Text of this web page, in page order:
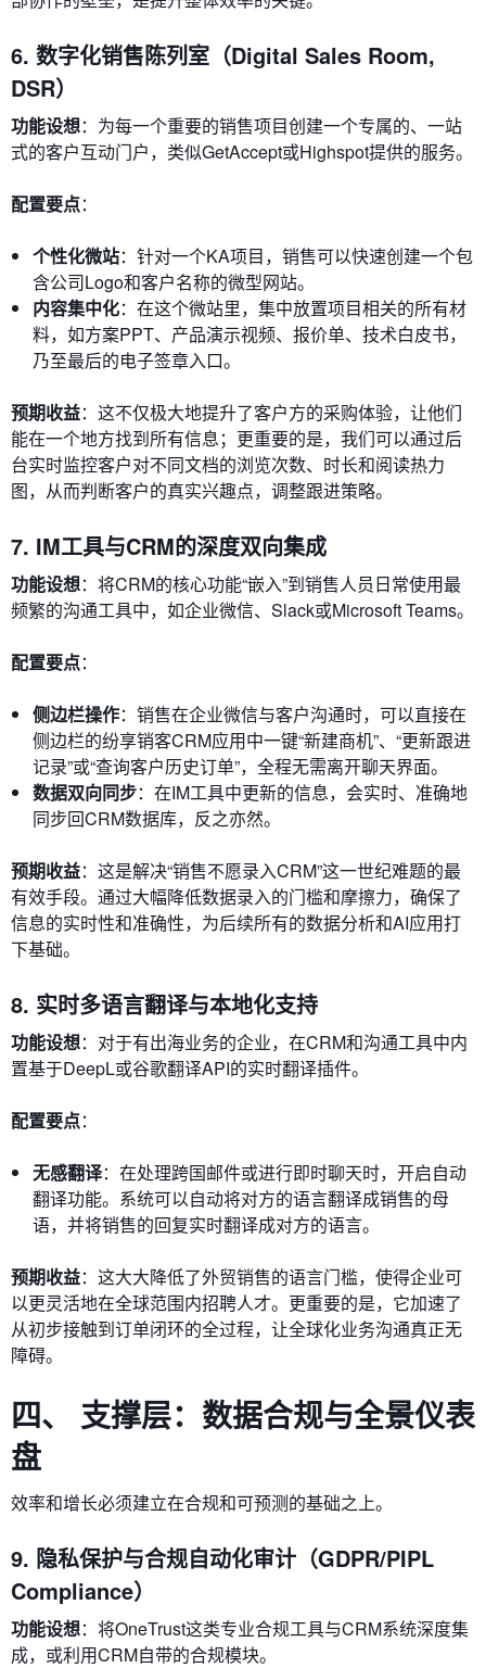
6. 数字化销售陈列室（Digital Sales Room,
DSR）
功能设想：为每一个重要的销售项目创建一个专属的、一站
式的客户互动门户，类似GetAccept或Highspot提供的服务。
配置要点：
个性化微站：针对一个KA项目，销售可以快速创建一个包
含公司Logo和客户名称的微型网站。
内容集中化：在这个微站里，集中放置项目相关的所有材
料，如方案PPT、产品演示视频、报价单、技术白皮书，
乃至最后的电子签章入口。
预期收益：这不仅极大地提升了客户方的采购体验，让他们
能在一个地方找到所有信息；更重要的是，我们可以通过后
台实时监控客户对不同文档的浏览次数、时长和阅读热力
图，从而判断客户的真实兴趣点，调整跟进策略。
7. IM工具与CRM的深度双向集成
功能设想：将CRM的核心功能“嵌入”到销售人员日常使用最
频繁的沟通工具中，如企业微信、Slack或Microsoft Teams。
配置要点：
侧边栏操作：销售在企业微信与客户沟通时，可以直接在
侧边栏的纷享销客CRM应用中一键“新建商机”、“更新跟进
记录”或“查询客户历史订单”，全程无需离开聊天界面。
数据双向同步：在IM工具中更新的信息，会实时、准确地
同步回CRM数据库，反之亦然。
预期收益：这是解决“销售不愿录入CRM”这一世纪难题的最
有效手段。通过大幅降低数据录入的门槛和摩擦力，确保了
信息的实时性和准确性，为后续所有的数据分析和AI应用打
下基础。
8. 实时多语言翻译与本地化支持
功能设想：对于有出海业务的企业，在CRM和沟通工具中内
置基于DeepL或谷歌翻译API的实时翻译插件。
配置要点：
无感翻译：在处理跨国邮件或进行即时聊天时，开启自动
翻译功能。系统可以自动将对方的语言翻译成销售的母
语，并将销售的回复实时翻译成对方的语言。
预期收益：这大大降低了外贸销售的语言门槛，使得企业可
以更灵活地在全球范围内招聘人才。更重要的是，它加速了
从初步接触到订单闭环的全过程，让全球化业务沟通真正无
障碍。
四、 支撑层：数据合规与全景仪表
盘
效率和增长必须建立在合规和可预测的基础之上。
9. 隐私保护与合规自动化审计（GDPR/PIPL
Compliance）
功能设想：将OneTrust这类专业合规工具与CRM系统深度集
成，或利用CRM自带的合规模块。